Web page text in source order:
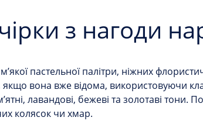
з нагоди
пастельної палітри, ніжних
якщо вона вже відома, використовуючи
лавандові, бежеві та золотаві
колясок чи хмар.